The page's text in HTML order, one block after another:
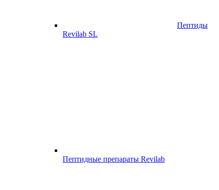
Пептиды
Revilab SL
Пептидные препараты Revilab